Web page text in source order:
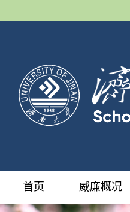
首页 威廉概况